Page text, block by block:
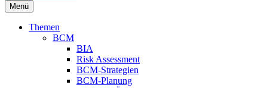
Menü
Themen
BCM
BIA
Risk Assessment
BCM-Strategien
BCM-Planung